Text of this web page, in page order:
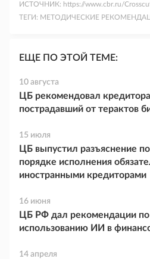
ИСТОЧНИК: https://www.cbr.ru/
ТЕГИ: МЕТОДИЧЕСКИЕ
ЕЩЕ ПО ЭТОЙ ТЕМЕ:
10 августа
ЦБ рекомендовал
пострадавший от терактов
15 июля
ЦБ выпустил разъяснение
порядке исполнения
иностранными кредиторами
16 июня
ЦБ РФ дал рекомендации по
использованию ИИ в
14 апреля